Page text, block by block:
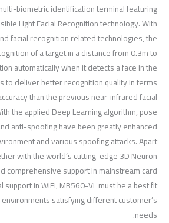
biometric identification terminal featuring
Light Facial Recognition technology. With
facial recognition related technologies, the
of a target in a distance from 0.3m to
automatically when it detects a face in the
to deliver better recognition quality in terms
than the previous near-infrared facial
the applied Deep Learning algorithm, pose
anti-spoofing have been greatly enhanced
and various spoofing attacks. Apart
with the world’s cutting-edge 3D Neuron
comprehensive support in mainstream card
in WiFi, MB560-VL must be a best fit
satisfying different customer’s
needs.